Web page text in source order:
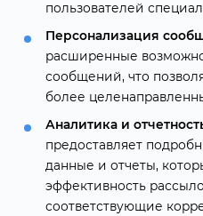
пользователей
Персонализация
расширенные
сообщений, что
более
Аналитика и
предоставляет
данные и отчеты,
эффективность
соответствующие